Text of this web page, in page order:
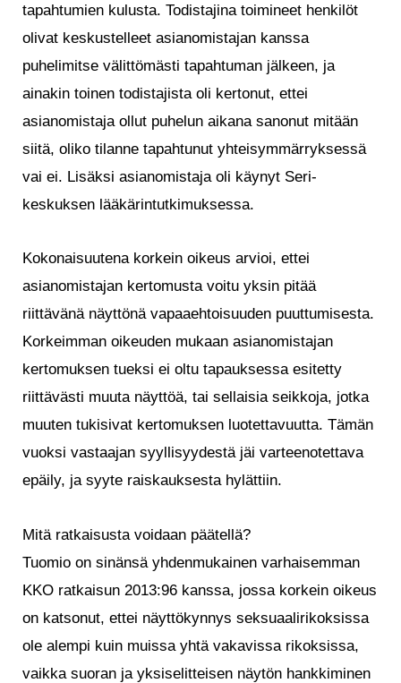
tapahtumien kulusta. Todistajina toimineet henkilöt
olivat keskustelleet asianomistajan kanssa
puhelimitse välittömästi tapahtuman jälkeen, ja
ainakin toinen todistajista oli kertonut, ettei
asianomistaja ollut puhelun aikana sanonut mitään
siitä, oliko tilanne tapahtunut yhteisymmärryksessä
vai ei. Lisäksi asianomistaja oli käynyt Seri-
keskuksen lääkärintutkimuksessa.
Kokonaisuutena korkein oikeus arvioi, ettei
asianomistajan kertomusta voitu yksin pitää
riittävänä näyttönä vapaaehtoisuuden puuttumisesta.
Korkeimman oikeuden mukaan asianomistajan
kertomuksen tueksi ei oltu tapauksessa esitetty
riittävästi muuta näyttöä, tai sellaisia seikkoja, jotka
muuten tukisivat kertomuksen luotettavuutta. Tämän
vuoksi vastaajan syyllisyydestä jäi varteenotettava
epäily, ja syyte raiskauksesta hylättiin.
Mitä ratkaisusta voidaan päätellä?
Tuomio on sinänsä yhdenmukainen varhaisemman
KKO ratkaisun 2013:96 kanssa, jossa korkein oikeus
on katsonut, ettei näyttökynnys seksuaalirikoksissa
ole alempi kuin muissa yhtä vakavissa rikoksissa,
vaikka suoran ja yksiselitteisen näytön hankkiminen